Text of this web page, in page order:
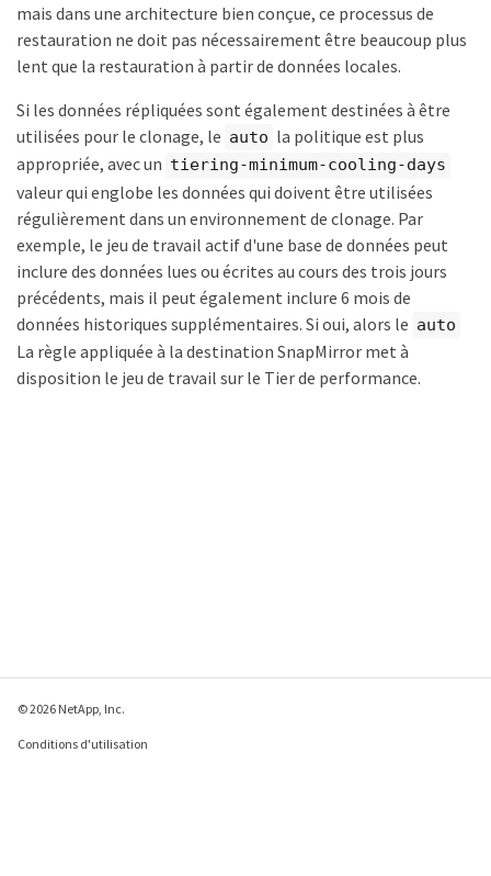
mais dans une architecture bien conçue, ce processus de
restauration ne doit pas nécessairement être beaucoup plus
lent que la restauration à partir de données locales.
Si les données répliquées sont également destinées à être
utilisées pour le clonage, le auto la politique est plus
appropriée, avec un tiering-minimum-cooling-days
valeur qui englobe les données qui doivent être utilisées
régulièrement dans un environnement de clonage. Par
exemple, le jeu de travail actif d'une base de données peut
inclure des données lues ou écrites au cours des trois jours
précédents, mais il peut également inclure 6 mois de
données historiques supplémentaires. Si oui, alors le auto
La règle appliquée à la destination SnapMirror met à
disposition le jeu de travail sur le Tier de performance.
© 2026 NetApp, Inc.
Conditions d'utilisation